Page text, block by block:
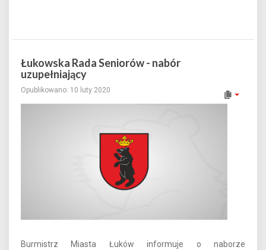
Łukowska Rada Seniorów - nabór
uzupełniający
Opublikowano: 10 luty 2020
Burmistrz Miasta Łuków informuje o naborze